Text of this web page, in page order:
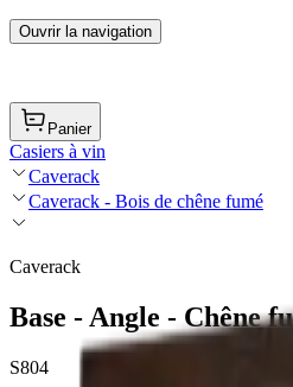
Ouvrir la navigation
Panier
Casiers à vin
Caverack
Caverack - Bois de chêne fumé
Caverack
Base - Angle - Chêne
S804